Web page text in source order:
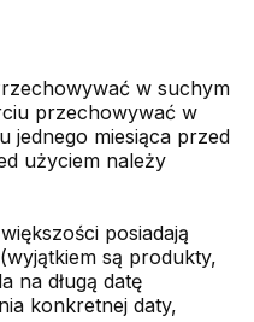
w suchym
przechowywać w
jednego miesiąca przed
użyciem należy
posiadają
są produkty,
na długą datę
konkretnej daty,